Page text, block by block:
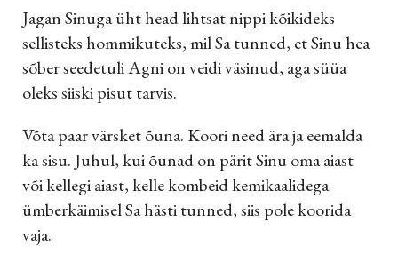
Jagan Sinuga üht head lihtsat nippi kõikideks
sellisteks hommikuteks, mil Sa tunned, et Sinu hea
sõber seedetuli Agni on veidi väsinud, aga süüa
oleks siiski pisut tarvis.
Võta paar värsket õuna. Koori need ära ja eemalda
ka sisu. Juhul, kui õunad on pärit Sinu oma aiast
või kellegi aiast, kelle kombeid kemikaalidega
ümberkäimisel Sa hästi tunned, siis pole koorida
vaja.